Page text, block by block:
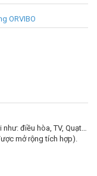
ORVIBO
điều hòa, TV, Quạt…
mở rộng tích hợp).